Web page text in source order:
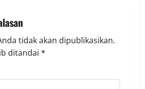
tidak akan dipublikasikan.
ditandai *